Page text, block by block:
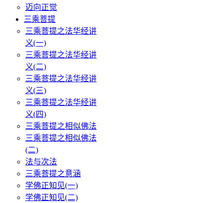
迈向正觉
三乘菩提
三乘菩提之法华经讲
义(一)
三乘菩提之法华经讲
义(二)
三乘菩提之法华经讲
义(三)
三乘菩提之法华经讲
义(四)
三乘菩提之相似佛法
三乘菩提之相似佛法
(二)
法与次法
三乘菩提之意涵
学佛正知见(一)
学佛正知见(二)